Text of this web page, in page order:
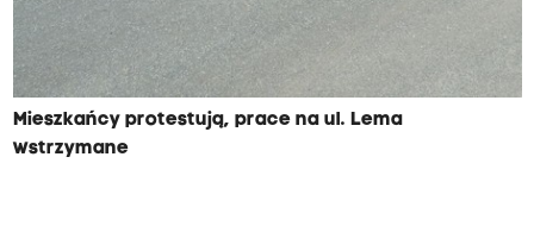
Mieszkańcy protestują, prace na ul. Lema
wstrzymane